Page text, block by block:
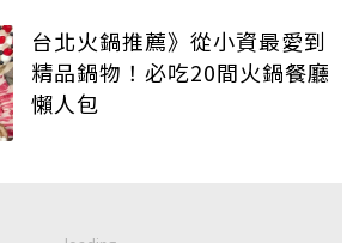
台北火鍋推薦》從小資最愛到
精品鍋物！必吃20間火鍋餐廳
懶人包